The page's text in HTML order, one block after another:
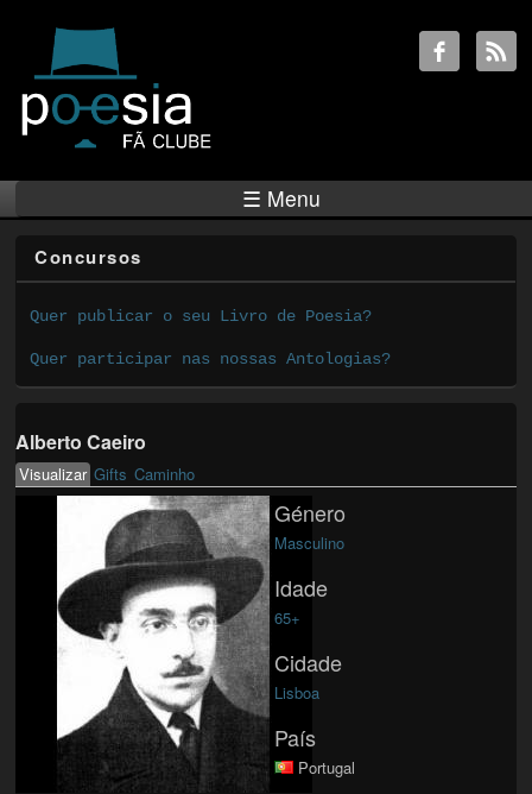
☰ Menu
Concursos
Quer publicar o seu Livro de Poesia?
Quer participar nas nossas Antologias?
Alberto Caeiro
Primary tabs
Visualizar(active tab)
Gifts Caminho
Género
Masculino
Idade
65+
Cidade
Lisboa
País
Portugal